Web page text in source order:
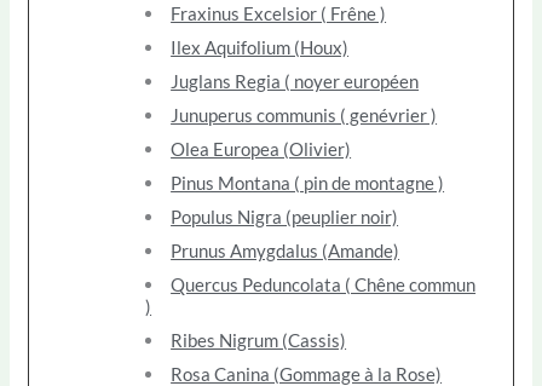
Fraxinus Excelsior ( Frêne )
Ilex Aquifolium (Houx)
Juglans Regia ( noyer européen
Junuperus communis ( genévrier )
Olea Europea (Olivier)
Pinus Montana ( pin de montagne )
Populus Nigra (peuplier noir)
Prunus Amygdalus (Amande)
Quercus Peduncolata ( Chêne commun
)
Ribes Nigrum (Cassis)
Rosa Canina (Gommage à la Rose)